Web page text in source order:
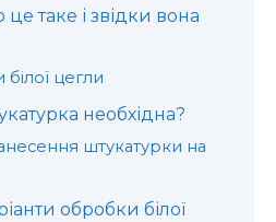
це таке і звідки вона
цегли
необхідна?
штукатурки на
обробки білої